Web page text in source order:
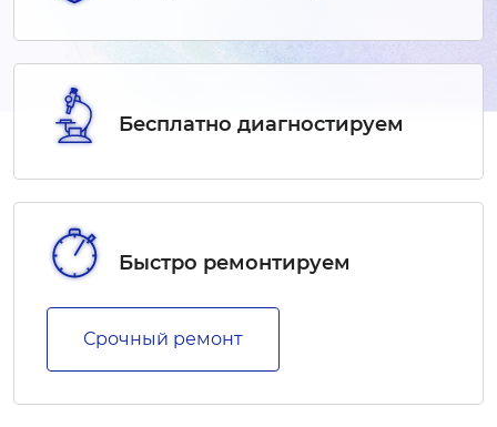
Бесплатно диагностируем
Быстро ремонтируем
Срочный ремонт